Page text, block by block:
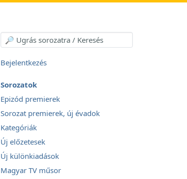
Bejelentkezés
Sorozatok
Epizód premierek
Sorozat premierek, új évadok
Kategóriák
Új előzetesek
Új különkiadások
Magyar TV műsor